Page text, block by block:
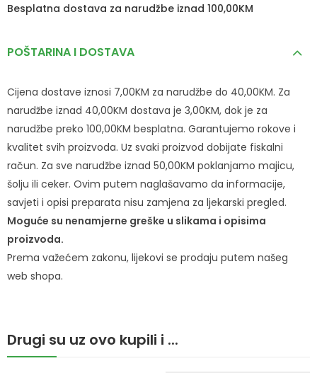
Besplatna dostava za narudžbe iznad 100,00KM
POŠTARINA I DOSTAVA
Cijena dostave iznosi 7,00KM za narudžbe do 40,00KM. Za
narudžbe iznad 40,00KM dostava je 3,00KM, dok je za
narudžbe preko 100,00KM besplatna. Garantujemo rokove i
kvalitet svih proizvoda. Uz svaki proizvod dobijate fiskalni
račun. Za sve narudžbe iznad 50,00KM poklanjamo majicu,
šolju ili ceker. Ovim putem naglašavamo da informacije,
savjeti i opisi preparata nisu zamjena za ljekarski pregled.
Moguće su nenamjerne greške u slikama i opisima
proizvoda.
Prema važećem zakonu, lijekovi se prodaju putem našeg
web shopa.
Drugi su uz ovo kupili i ...